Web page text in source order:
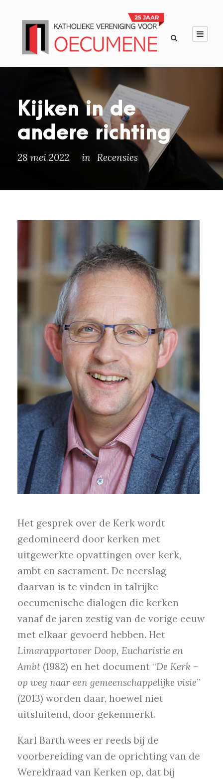
Kijken in de
andere richting
28 mei 2022 in Recensies
Het gesprek over de Kerk wordt
gedomineerd door kerken met
uitgewerkte opvattingen over kerk,
ambt en sacrament. De neerslag
daarvan is te vinden in talrijke
oecumenische dialogen die kerken
vanaf de jaren zestig van de vorige eeuw
met elkaar gevoerd hebben. Het
Limarapportover Doop, Eucharistie en
Ambt (1982) en het document “De Kerk –
op weg naar een gemeenschappelijke visie”
(2013) worden daar, hoewel niet
uitsluitend, door gekenmerkt.
Karl Barth wees er reeds bij de
voorbereiding van de oprichting van de
Wereldraad van Kerken op, dat bij